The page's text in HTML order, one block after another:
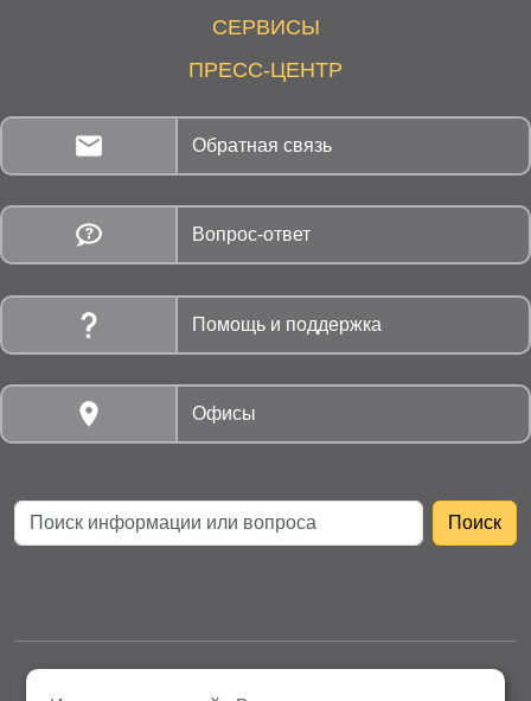
СЕРВИСЫ
ПРЕСС-ЦЕНТР
Обратная связь
Вопрос-ответ
Помощь и поддержка
Офисы
АО «Нижнетагильская Энергосбытовая компания»